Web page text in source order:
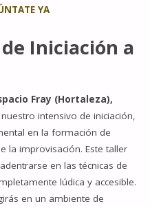
YA
Iniciación a
Fray (Hortaleza),
intensivo de iniciación,
en la formación de
la improvisación. Este taller
en las técnicas de
lúdica y accesible.
en un ambiente de